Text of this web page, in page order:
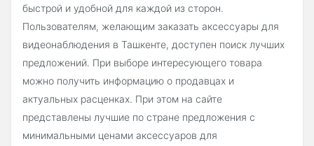
быстрой и удобной для каждой из сторон.
Пользователям, желающим заказать аксессуары для
видеонаблюдения в Ташкенте, доступен поиск лучших
предложений. При выборе интересующего товара
можно получить информацию о продавцах и
актуальных расценках. При этом на сайте
представлены лучшие по стране предложения с
минимальными ценами аксессуаров для